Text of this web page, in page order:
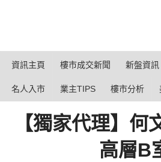
資訊主頁 樓市成交新聞 新盤資訊
名人入市 業主TIPS 樓市分析
【獨家代理】何
高層B